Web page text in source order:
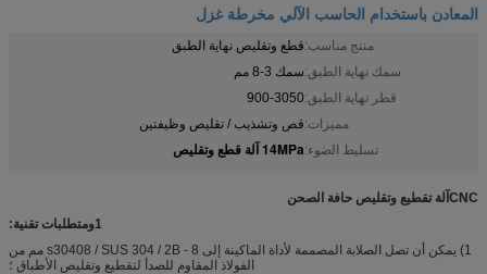
المعادن باستخدام الحاسب الآلي مخرطة غزل
منتج مناسب:قطع وتقليص نهاية الطبق
سمك نهاية الطبق:سمك 3-8 مم
قطر نهاية الطبق:900-3050
مميزات:قص وتشذيب / تقليص وظيفتين
تسليط الضوء:14MPa آلة قطع وتقليص
CNCآلة تقطيع وتقليص حافة الصحن
1ومتطلبات تقنية:
1) يمكن أن تصل الصلابة المصممة لأداة الماكينة إلى s30408 ​​/ SUS 304 / 2B - 8 مم من
الفولاذ المقاوم للصدأ لتقطيع وتقليص الأطباق ؛